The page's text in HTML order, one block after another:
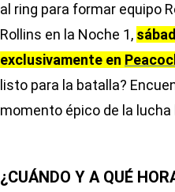
al ring para formar equipo
Rollins en la Noche 1,
exclusivamente en
listo para la batalla?
momento épico de la lucha
¿CUÁNDO Y A QUÉ